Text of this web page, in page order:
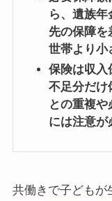
ら、遺族
先の保障を
世帯より小
保険は収入
不足分だけ
との重複
には注意が
共働きで子どもが